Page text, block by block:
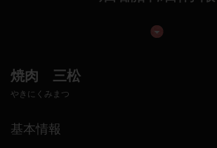
焼肉 三松
やきにくみまつ
基本情報